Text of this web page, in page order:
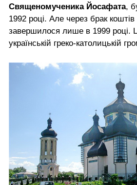
Священомученика Йосафата,
1992 році. Але через брак коштів
завершилося лише в 1999 році.
українській греко-католицькій